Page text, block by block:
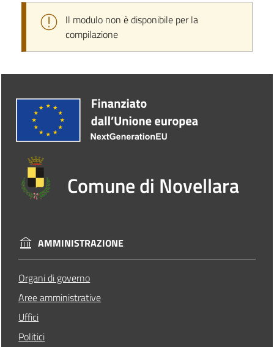
Il modulo non è disponibile per la
compilazione
Comune di Novellara
AMMINISTRAZIONE
Organi di governo
Aree amministrative
Uffici
Politici